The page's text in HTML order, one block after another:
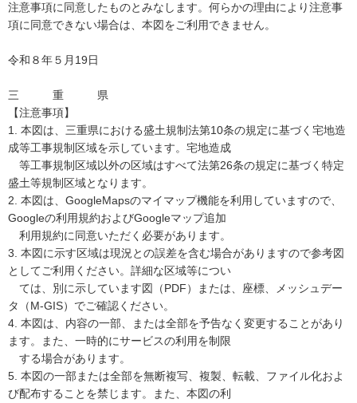
注意事項に同意したものとみなします。何らかの理由により注意事
項に同意できない場合は、本図をご利用できません。
令和８年５月19日
三 重 県
【注意事項】
1. 本図は、三重県における盛土規制法第10条の規定に基づく宅地造
成等工事規制区域を示しています。宅地造成
等工事規制区域以外の区域はすべて法第26条の規定に基づく特定
盛土等規制区域となります。
2. 本図は、GoogleMapsのマイマップ機能を利用していますので、
Googleの利用規約およびGoogleマップ追加
利用規約に同意いただく必要があります。
3. 本図に示す区域は現況との誤差を含む場合がありますので参考図
としてご利用ください。詳細な区域等につい
ては、別に示しています図（PDF）または、座標、メッシュデー
タ（M-GIS）でご確認ください。
4. 本図は、内容の一部、または全部を予告なく変更することがあり
ます。また、一時的にサービスの利用を制限
する場合があります。
5. 本図の一部または全部を無断複写、複製、転載、ファイル化およ
び配布することを禁じます。また、本図の利